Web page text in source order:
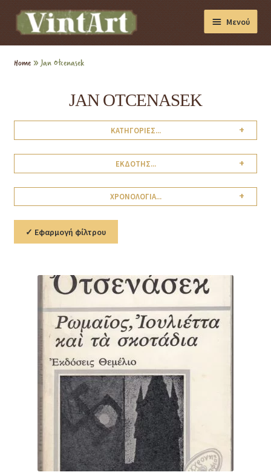
Μενού
Home»Jan Otcenasek
JAN OTCENASEK
ΚΑΤΗΓΟΡΙΕΣ... +
ΕΚΔΟΤΗΣ... +
ΧΡΟΝΟΛΟΓΙΑ... +
✓ Εφαρμογή φίλτρου